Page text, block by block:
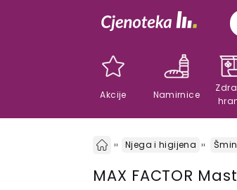
Akcije Namirnice
Njega i higijena
MAX FACTOR